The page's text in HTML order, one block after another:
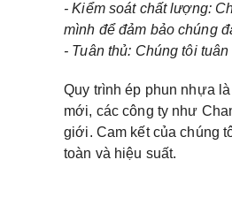
- Kiểm soát chất lượng:
mình để đảm bảo chúng
- Tuân thủ: Chúng tôi
Quy trình ép phun nhựa
mới, các công ty như
giới. Cam kết của chúng
toàn và hiệu suất.